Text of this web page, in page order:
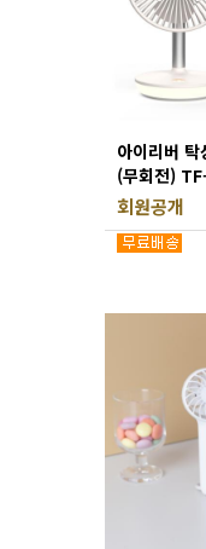
아이리버 탁
(무회전)
회원공개